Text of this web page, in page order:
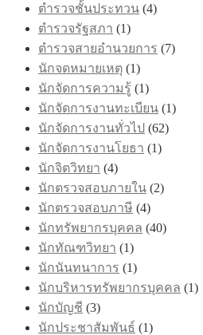
ตำรวจชั้นประทวน (4)
ตำรวจรัฐสภา (1)
ตำรวจสายอำนวยการ (7)
นักจดหมายเหตุ (1)
นักจัดการความรู้ (1)
นักจัดการงานทะเบียน (1)
นักจัดการงานทั่วไป (62)
นักจัดการงานโยธา (1)
นักจิตวิทยา (4)
นักตรวจสอบภายใน (2)
นักตรวจสอบภาษี (4)
นักทรัพยากรบุคคล (40)
นักทัณฑวิทยา (1)
นักนันทนาการ (1)
นักบริหารทรัพยากรบุคคล (1)
นักบัญชี (3)
นักประชาสัมพันธ์ (1)